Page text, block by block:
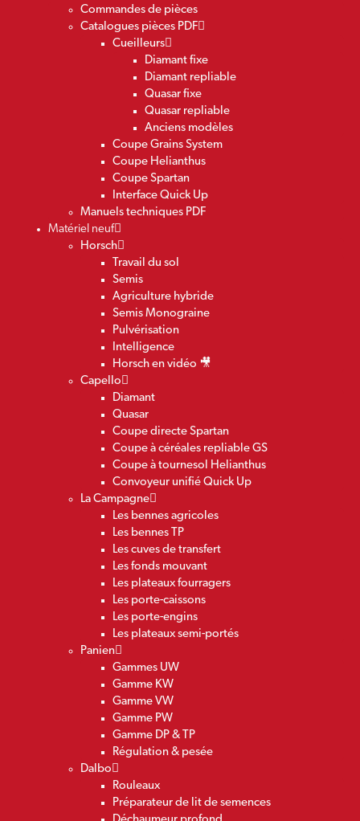
Commandes de pièces
Catalogues pièces PDF
Cueilleurs
Diamant fixe
Diamant repliable
Quasar fixe
Quasar repliable
Anciens modèles
Coupe Grains System
Coupe Helianthus
Coupe Spartan
Interface Quick Up
Manuels techniques PDF
Matériel neuf
Horsch
Travail du sol
Semis
Agriculture hybride
Semis Monograine
Pulvérisation
Intelligence
Horsch en vidéo 🎥
Capello
Diamant
Quasar
Coupe directe Spartan
Coupe à céréales repliable GS
Coupe à tournesol Helianthus
Convoyeur unifié Quick Up
La Campagne
Les bennes agricoles
Les bennes TP
Les cuves de transfert
Les fonds mouvant
Les plateaux fourragers
Les porte-caissons
Les porte-engins
Les plateaux semi-portés
Panien
Gammes UW
Gamme KW
Gamme VW
Gamme PW
Gamme DP & TP
Régulation & pesée
Dalbo
Rouleaux
Préparateur de lit de semences